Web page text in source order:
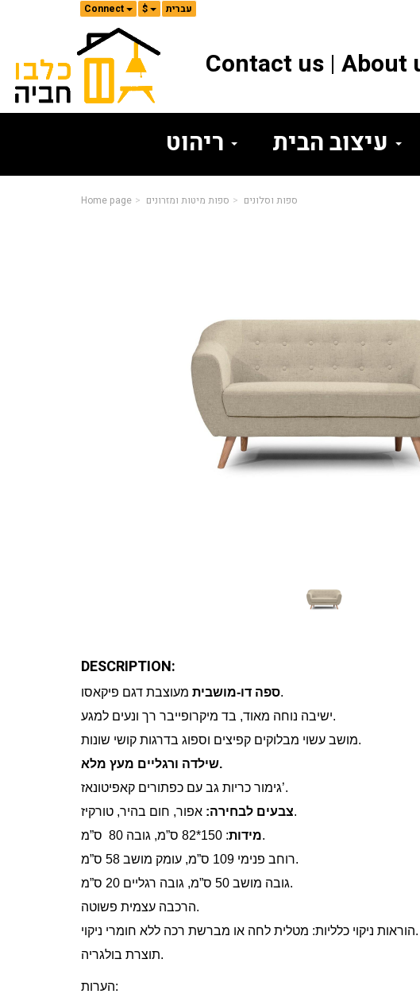
Connect עברית $
Contact us About
Home page ספות מיטות ומזרונים ספות וסלונים
DESCRIPTION:
ספה דו-מושביתמעוצבת דגם פיקאסו.
ישיבה נוחה מאוד, בד מיקרופייבר רך ונעים למגע.
מושב עשוי מבלוקים קפיצים וספוג בדרגות קושי שונות.
שילדה ורגליים מעץ מלא.
גימור כריות גב עם כפתורים קאפיטונאז’.
צבעים לבחירה:אפור, חום בהיר, טורקיז.
מידות: 150*82 ס”מ, גובה 80 ס”מ.
רוחב פנימי 109 ס”מ, עומק מושב 58 ס”מ.
גובה מושב 50 ס”מ, גובה רגליים 20 ס”מ.
הרכבה עצמית פשוטה.
הוראות ניקוי כלליות: מטלית לחה או מברשת רכה ללא חומרי ניקוי.
תוצרת בולגריה.
הערות: